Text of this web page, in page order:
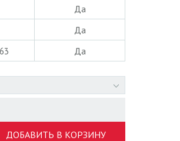
Да
Да
Да
ДОБАВИТЬ В КОРЗИНУ